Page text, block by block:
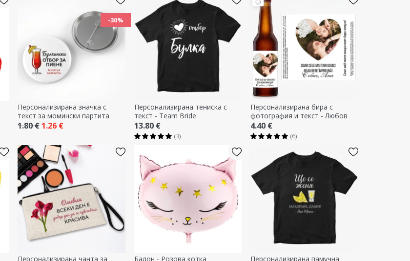
-30%
Персонализирана значка с
текст за момински партита
1.80 €1.26 €
Персонализирана тениска с
текст - Team Bride
13.80 €
(3)
Персонализирана бира с
фотография и текст - Любов
4.40 €
(6)
Персонализирана чанта за
Балон - Розова котка
Персонализирана памучна